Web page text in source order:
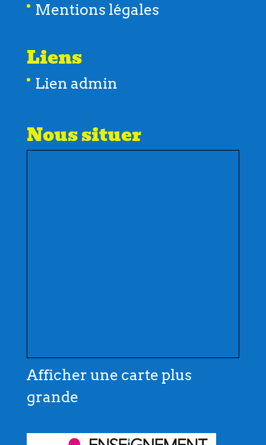
Mentions légales
Liens
Lien admin
Nous situer
Afficher une carte plus
grande